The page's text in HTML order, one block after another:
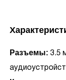
Разъемы: 3.5